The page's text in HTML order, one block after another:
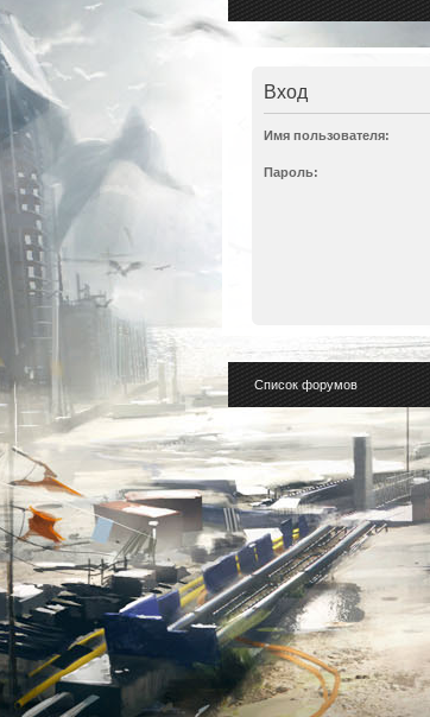
Вход
Имя пользователя:
Пароль:
Список форумов